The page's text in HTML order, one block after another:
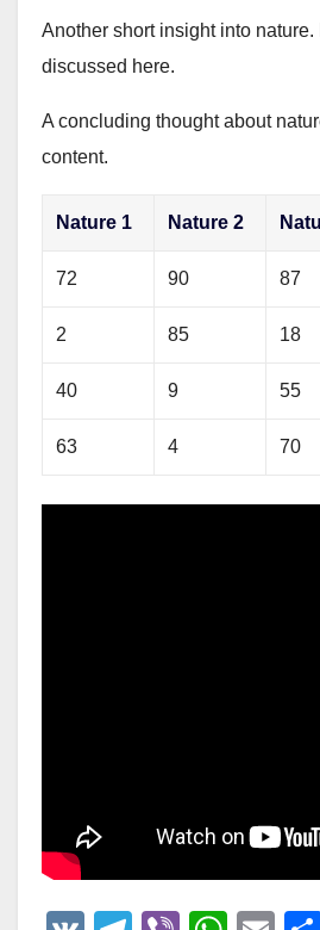
Another short insight into
discussed here.
A concluding thought about
content.
Nature 1 Nature 2
72 90 87
2 85 18
40 9 55
63 4 70